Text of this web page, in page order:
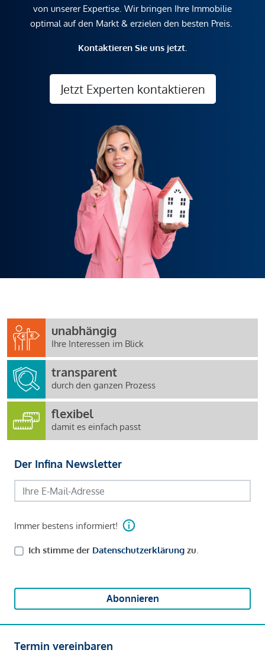
von unserer Expertise. Wir bringen Ihre Immobilie
optimal auf den Markt & erzielen den besten Preis.
Kontaktieren Sie uns jetzt.
Jetzt Experten kontaktieren
unabhängig
Ihre Interessen im Blick
transparent
durch den ganzen Prozess
flexibel
damit es einfach passt
Der Infina Newsletter
Immer bestens informiert!
Ich stimme der Datenschutzerklärung zu.
Abonnieren
Termin vereinbaren